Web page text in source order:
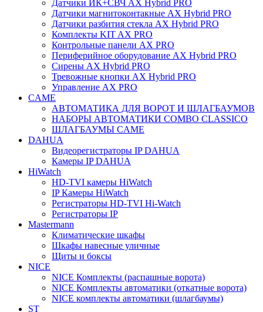
Датчики ИК+СВЧ AX Hybrid PRO
Датчики магнитоконтакные AX Hybrid PRO
Датчики разбития стекла AX Hybrid PRO
Комплекты KIT AX PRO
Контрольные панели AX PRO
Периферийное оборудование AX Hybrid PRO
Сирены AX Hybrid PRO
Тревожные кнопки AX Hybrid PRO
Управление AX PRO
CAME
АВТОМАТИКА ДЛЯ ВОРОТ И ШЛАГБАУМОВ
НАБОРЫ АВТОМАТИКИ COMBO CLASSICO
ШЛАГБАУМЫ CAME
DAHUA
Видеорегистраторы IP DAHUA
Камеры IP DAHUA
HiWatch
HD-TVI камеры HiWatch
IP Камеры HiWatch
Регистраторы HD-TVI Hi-Watch
Регистраторы IP
Mastermann
Климатические шкафы
Шкафы навесные уличные
Щиты и боксы
NICE
NICE Комплекты (распашные ворота)
NICE Комплекты автоматики (откатные ворота)
NICE комплекты автоматики (шлагбаумы)
ST